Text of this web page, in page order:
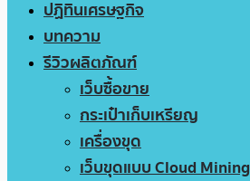
ปฏิทินเศรษฐกิจ
บทความ
รีวิวผลิตภัณฑ์
เว็บซื้อขาย
กระเป๋าเก็บเหรียญ
เครื่องขุด
เว็บขุดแบบ Cloud Mining